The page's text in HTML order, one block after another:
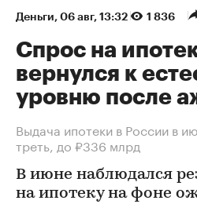
Деньги⁠, 06 авг, 13:32 1 836
Спрос на
вернулся к
уровню после
Выдача ипотеки в России в
треть, до ₽336 млрд
В июне наблюдался
на ипотеку на фоне